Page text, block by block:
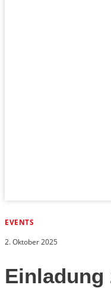
EVENTS
2. Oktober 2025